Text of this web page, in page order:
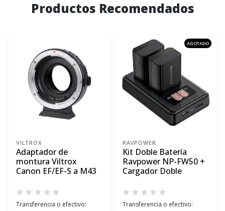
Productos Recomendados
VILTROX
Adaptador de
montura Viltrox
Canon EF/EF-S a M43
Transferencia o efectivo:
AGOTADO
RAVPOWER
Kit Doble Batería
Ravpower NP-FW50 +
Cargador Doble
Transferencia o efectivo: